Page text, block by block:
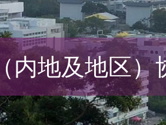
内地及地区）